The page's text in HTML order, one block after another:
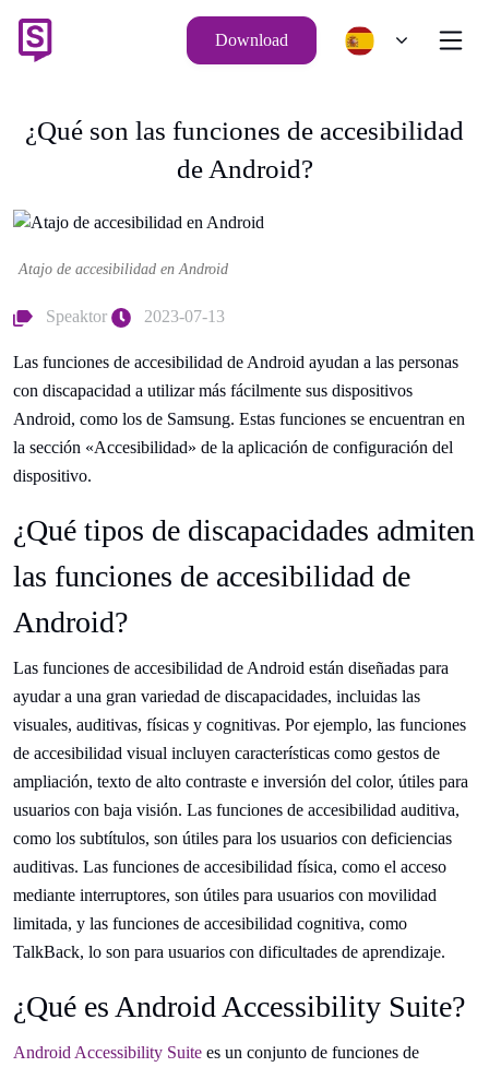
Download
¿Qué son las funciones de accesibilidad
de Android?
Atajo de accesibilidad en Android
Speaktor 2023-07-13
Las funciones de accesibilidad de Android ayudan a las personas
con discapacidad a utilizar más fácilmente sus dispositivos
Android, como los de Samsung. Estas funciones se encuentran en
la sección «Accesibilidad» de la aplicación de configuración del
dispositivo.
¿Qué tipos de discapacidades admiten
las funciones de accesibilidad de
Android?
Las funciones de accesibilidad de Android están diseñadas para
ayudar a una gran variedad de discapacidades, incluidas las
visuales, auditivas, físicas y cognitivas. Por ejemplo, las funciones
de accesibilidad visual incluyen características como gestos de
ampliación, texto de alto contraste e inversión del color, útiles para
usuarios con baja visión. Las funciones de accesibilidad auditiva,
como los subtítulos, son útiles para los usuarios con deficiencias
auditivas. Las funciones de accesibilidad física, como el acceso
mediante interruptores, son útiles para usuarios con movilidad
limitada, y las funciones de accesibilidad cognitiva, como
TalkBack, lo son para usuarios con dificultades de aprendizaje.
¿Qué es Android Accessibility Suite?
Android Accessibility Suite es un conjunto de funciones de